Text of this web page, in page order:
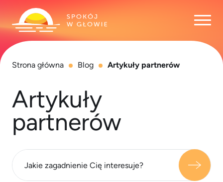
Strona główna Blog Artykuły partnerów
Artykuły
partnerów